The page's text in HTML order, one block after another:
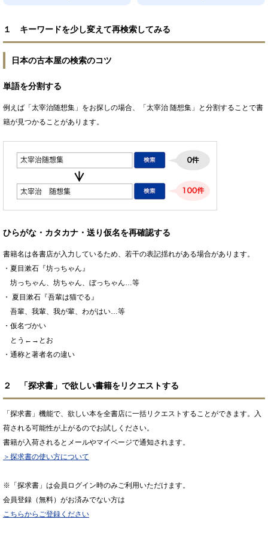
１ キーワードを少し変えて再検索してみる
日本の古本屋の検索のコツ
単語を分割する
例えば「太宰治随想集」をお探しの場合、「太宰治 随想集」と分割することで書
籍が見つかることがあります。
ひらがな・カタカナ・送り仮名を再確認する
書籍名は各書店が入力しているため、若干の表記揺れがある場合があります。
・夏目漱石『坊っちゃん』
坊っちゃん、坊ちゃん、ぼっちゃん…等
・ 夏目漱石『吾輩は猫でる』
吾輩、我輩、我が輩、わがはい…等
・仮名づかい
とう←→とお
・通称と著者名の違い
２ 「探求書」で欲しい書籍をリクエストする
「探求書」機能で、欲しい本を全書店に一括リクエストすることができます。入
荷される可能性が上がるのでお試しください。
書籍が入荷されるとメールやマイページで通知されます。
＞探求書の使い方について
※「探求書」は会員ログイン時のみご利用いただけます。
会員登録（無料）がお済みでない方は
こちらからご登録ください